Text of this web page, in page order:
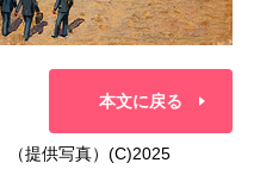
本文に戻る
提供写真）(C)2025